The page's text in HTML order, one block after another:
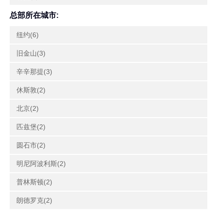
总部所在城市:
纽约(6)
旧金山(3)
辛辛那提(3)
休斯敦(2)
北京(2)
匹兹堡(2)
圆石市(2)
明尼阿波利斯(2)
普林斯顿(2)
朗德罗克(2)